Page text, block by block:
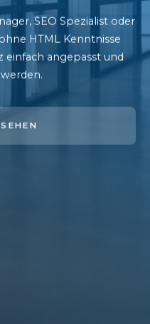
SEO Spezialist oder
HTML Kenntnisse
angepasst und